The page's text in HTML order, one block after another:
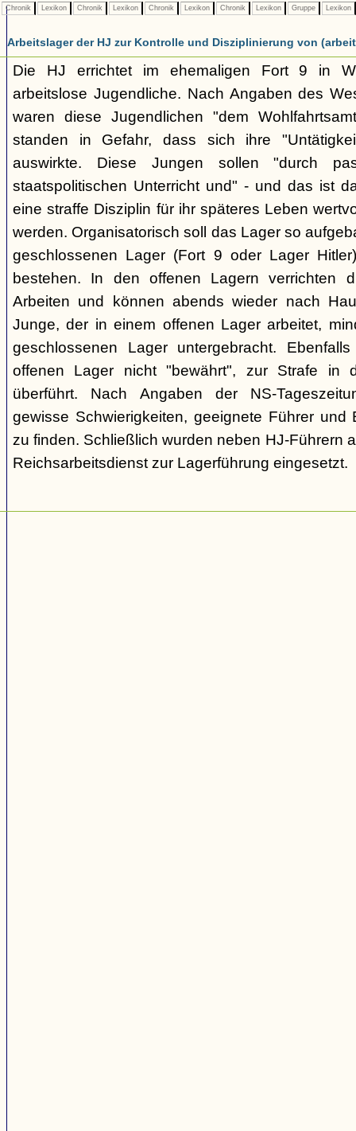
Chronik Lexikon Chronik Lexikon Chronik Lexikon Chronik Lexikon Gruppe Lexikon
Arbeitslager der HJ zur Kontrolle und Disziplinierung von
Die HJ errichtet im ehemaligen Fort 9 in
arbeitslose Jugendliche. Nach Angaben des
waren diese Jugendlichen "dem
standen in Gefahr, dass sich ihre
auswirkte. Diese Jungen sollen "durch
staatspolitischen Unterricht und" - und das ist
eine straffe Disziplin für ihr späteres Leben
werden. Organisatorisch soll das Lager so
geschlossenen Lager (Fort 9 oder Lager
bestehen. In den offenen Lagern verrichten
Arbeiten und können abends wieder nach
Junge, der in einem offenen Lager arbeitet,
geschlossenen Lager untergebracht.
offenen Lager nicht "bewährt", zur Strafe in
überführt. Nach Angaben der NS-
gewisse Schwierigkeiten, geeignete Führer und
zu finden. Schließlich wurden neben HJ-Führern
Reichsarbeitsdienst zur Lagerführung eingesetzt.